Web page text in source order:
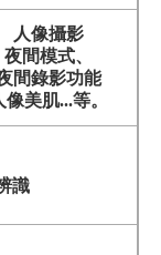
人像攝影
夜間模式、
間錄影功能
像美肌...等。
識